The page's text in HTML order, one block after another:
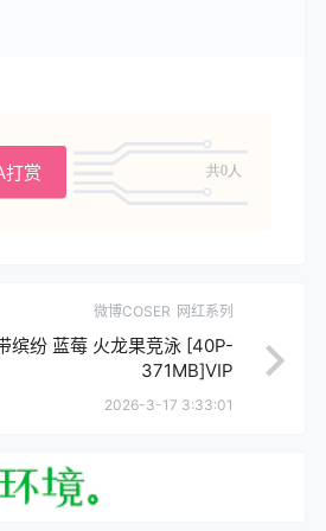
打赏 共0人
微博COSER 网红系列
缤纷 蓝莓 火龙果竞泳 [40P-
371MB]VIP
2026-3-17 3:33:01